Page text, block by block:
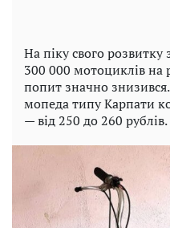
На піку свого
300 000 мотоциклів на
попит значно
мопеда типу Карпати
— від 250 до 260 рублів.